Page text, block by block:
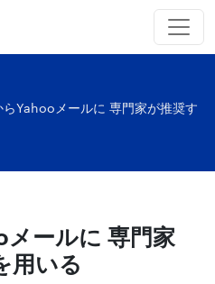
Yahooメールに 専門家が推奨す
ールに 専門家
用いる